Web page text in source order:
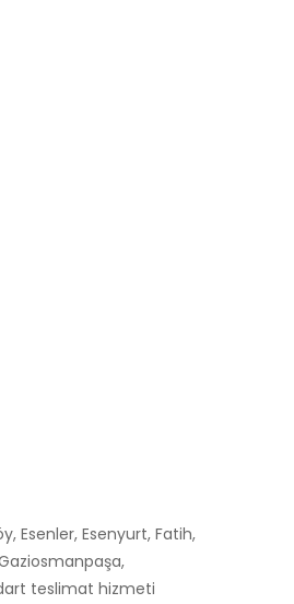
Esenler, Esenyurt, Fatih,
teslimat hizmeti